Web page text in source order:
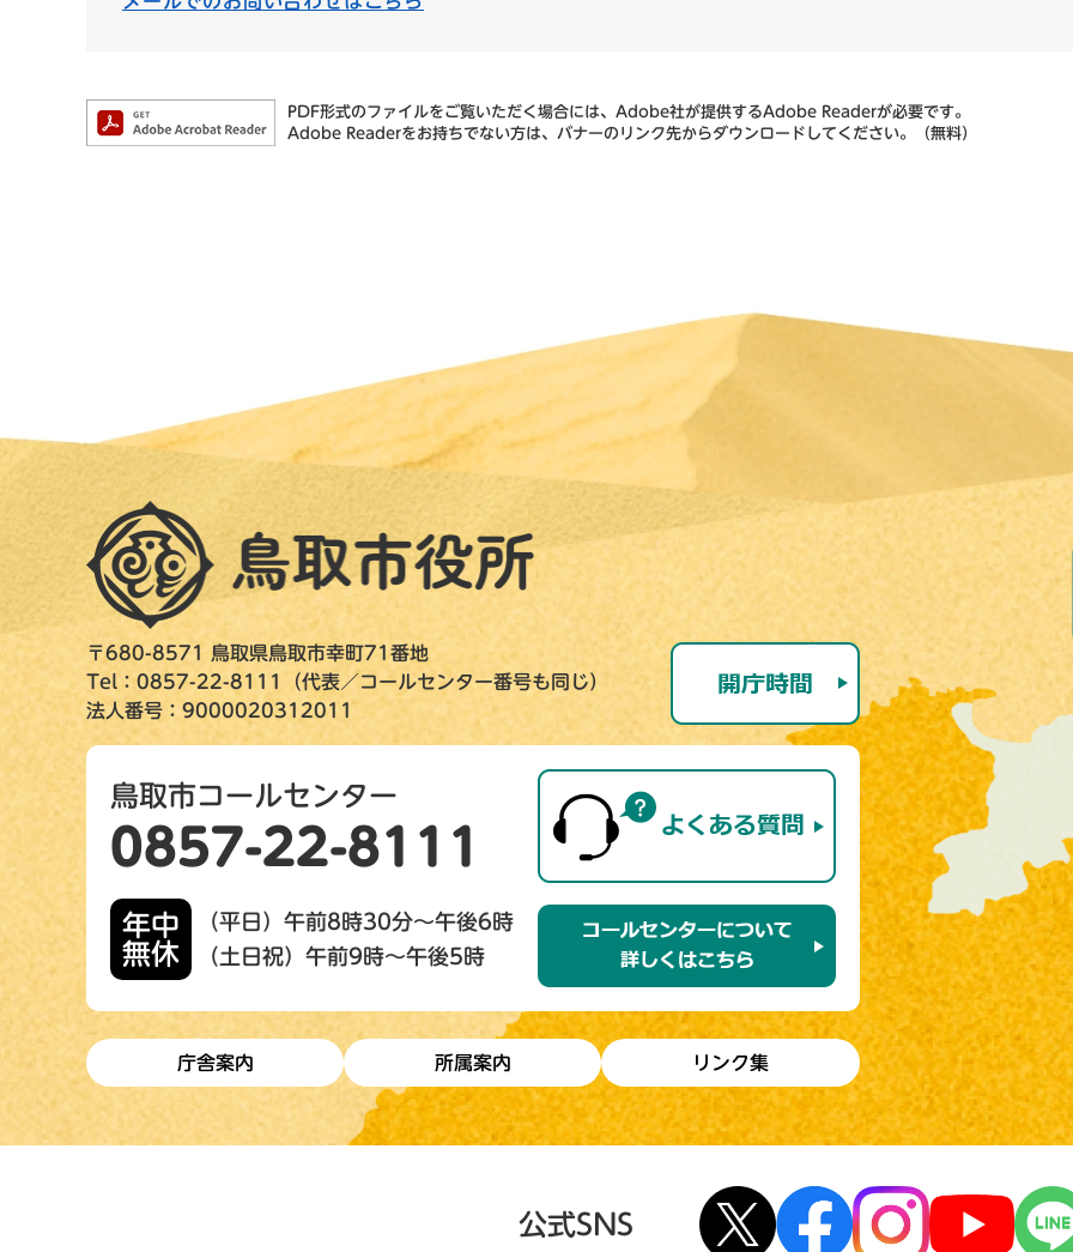
PDF形式のファイルをご覧いただく場合には、Adobe社が提供するAdobe Readerが必要です。
Adobe Readerをお持ちでない方は、バナーのリンク先からダウンロードしてください。（無料）
〒680-8571 鳥取県鳥取市幸町71番地
Tel：0857-22-8111（代表／コールセンター番号も同じ）
法人番号：9000020312011
鳥取市コールセンター
0857-22-8111
年中
無休
（平日）午前8時30分～午後6時
（土日祝）午前9時～午後5時
庁舎案内 所属案内 リンク集
公式SNS